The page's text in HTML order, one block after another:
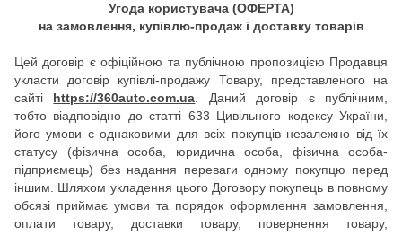
Угода користувача (ОФЕРТА)
на замовлення, купівлю-продаж і доставку товарів
Цей договір є офіційною та публічною пропозицією Продавця
укласти договір купівлі-продажу Товару, представленого на
сайті https://360auto.com.ua . Даний договір є публічним,
тобто віaдповідно до статті 633 Цивільного кодексу України,
його умови є однаковими для всіх покупців незалежно від їх
статусу (фізична особа, юридична особа, фізична особа-
підприємець) без надання переваги одному покупцю перед
іншим. Шляхом укладення цього Договору покупець в повному
обсязі приймає умови та порядок оформлення замовлення,
оплати товару, доставки товару, повернення товару,